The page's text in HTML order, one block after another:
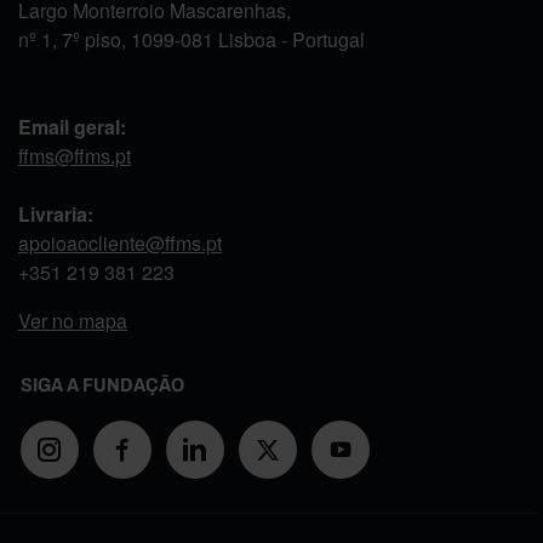
Largo Monterroio Mascarenhas,
nº 1, 7º piso, 1099-081 Lisboa - Portugal
Email geral:
ffms@ffms.pt
Livraria:
apoioaocliente@ffms.pt
+351 219 381 223
Ver no mapa
SIGA A FUNDAÇÃO